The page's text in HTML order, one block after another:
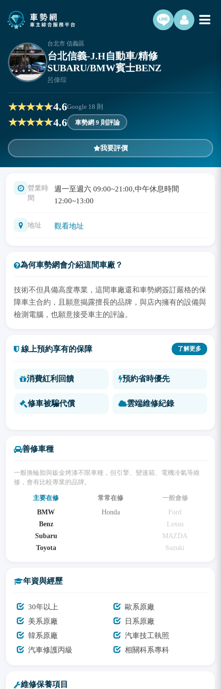
台北市 信義區
台北信義-J.H自動車/精修
SUBARU/BMW賓士BENZ
呂偉琮
4.6Google 18 則
4.6 車勢網 9 則評論
我要評價
營業時
間
週一至週六 09:00~21:00,中午休息時間
12:00~13:00
地址 觀看地址
為何車勢網會介紹這間車廠？
技術不但具備高度專業，這間車廠還和車勢網簽訂嚴格的保
障車主合約，且願意揭露擅長的品牌，與店內擁有的設備與
檢測電腦，也願意接受車主的評論。
線上預約享有的保障 了解更多
消費紅利回饋 預約省時優先
修車被騙代償 雲端維修紀錄
善修車種
一般換輪胎與鈑金烤漆不限車種，但引擎、變速箱、電機冷氣等維
修，會有比較專業的品牌。
主要在修
BMW
Benz
Subaru
Toyota
常常在修
Honda
一般會修
Ford
Lexus
MAZDA
Suzuki
年資與經歷
30年以上
歐系原廠
美系原廠
日系原廠
韓系原廠
汽車技工執照
汽車修護丙級
相關科系專科
維修保養項目